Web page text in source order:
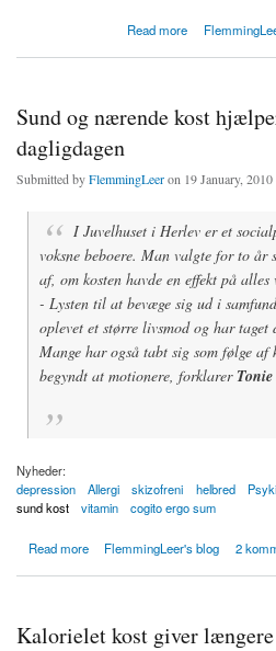
Read more
about Sund kost mindsker risikoen for
Sund og nærende kost
dagligdagen
Submitted byFlemmingLeeron 19 January,
I Juvelhuset i Herlev er et
voksne beboere. Man valgte for to
af, om kosten havde en effekt på alles
- Lysten til at bevæge sig ud i
oplevet et større livsmod og har
Mange har også tabt sig som følge
begyndt at motionere, forklarer Tonie
Nyheder:
depression
Allergi skizofreni helbred
sund kost
vitamin cogito ergo sum
Read more
about Sund og nærende kost hjælper psykisk
FlemmingLeer's blog 2
Kalorielet kost giver